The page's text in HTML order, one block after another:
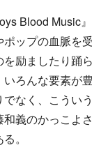
Blood Music
ップの血脈を
励ましたり踊
ろんな要素が
なく、こうい
義のかっこよ
。